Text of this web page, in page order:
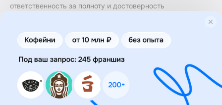
ответственность за полноту и достоверность
финансовые услуги. Заключение договоров
коммерческой концессии (франчайзинга) осуществляется
правообладателями/их представителями. Бизнесменс.ру
не является посредником или представителем
правообладателя и не несет ответственность за условия
предоставления франшизы и действия лиц,
осуществленные на основании информации, имеющейся